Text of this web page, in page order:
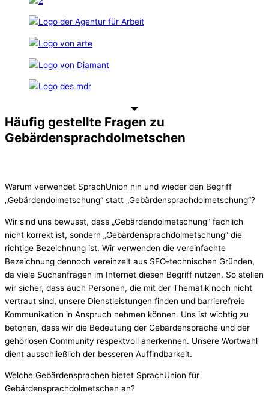
Häufig gestellte Fragen zu
Gebärdensprachdolmetschen
Warum verwendet SprachUnion hin und wieder den Begriff
„Gebärdendolmetschung“ statt „Gebärdensprachdolmetschung“?
Wir sind uns bewusst, dass „Gebärdendolmetschung“ fachlich
nicht korrekt ist, sondern „Gebärdensprachdolmetschung“ die
richtige Bezeichnung ist. Wir verwenden die vereinfachte
Bezeichnung dennoch vereinzelt aus SEO-technischen Gründen,
da viele Suchanfragen im Internet diesen Begriff nutzen. So stellen
wir sicher, dass auch Personen, die mit der Thematik noch nicht
vertraut sind, unsere Dienstleistungen finden und barrierefreie
Kommunikation in Anspruch nehmen können. Uns ist wichtig zu
betonen, dass wir die Bedeutung der Gebärdensprache und der
gehörlosen Community respektvoll anerkennen. Unsere Wortwahl
dient ausschließlich der besseren Auffindbarkeit.
Welche Gebärdensprachen bietet SprachUnion für
Gebärdensprachdolmetschen an?